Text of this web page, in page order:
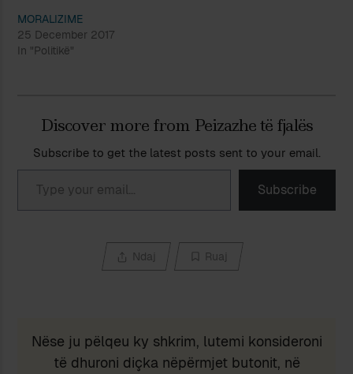
MORALIZIME
25 December 2017
In "Politikë"
Discover more from Peizazhe të fjalës
Subscribe to get the latest posts sent to your email.
Type your email…
Subscribe
Ndaj Ruaj
Nëse ju pëlqeu ky shkrim, lutemi konsideroni
të dhuroni diçka nëpërmjet butonit, në